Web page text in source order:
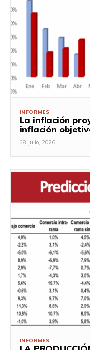
INFORMES
La inflación
inflación
28 Julio, 2026
INFORMES